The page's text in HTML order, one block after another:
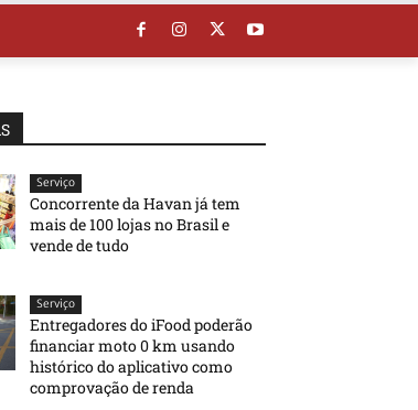
Serviço
Concorrente da Havan já tem
mais de 100 lojas no Brasil e
vende de tudo
Serviço
Entregadores do iFood poderão
financiar moto 0 km usando
histórico do aplicativo como
comprovação de renda